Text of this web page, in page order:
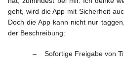
geht, wird die App mit Sicherheit
Doch die App kann nicht nur
der Beschreibung:
Sofortige Freigabe von